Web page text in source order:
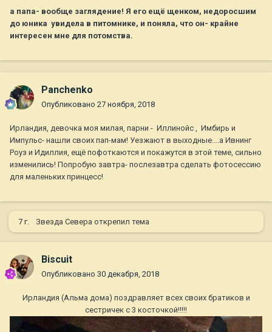
а папа- вообще заглядение! Я его ещё щенком, недоросшим
до юника увидела в питомнике, и поняла, что он- крайне
интересен мне для потомства.
Panchenko
Опубликовано 27 ноября, 2018
Ирландия, девочка моя милая, парни - Иллинойс , Имбирь и
Импульс- нашли своих пап-мам! Уезжают в выходные....а Ивнинг
Роуз и Идиллия, ещё пофоткаются и покажутся в этой теме, сильно
изменились! Попробую завтра- послезавтра сделать фотосессию
для маленьких принцесс!
7 г. Звезда Севера открепил тема
Biscuit
Опубликовано 30 декабря, 2018
Ирландия (Альма дома) поздравляет всех своих братиков и
сестричек с 3 косточкой!!!!!